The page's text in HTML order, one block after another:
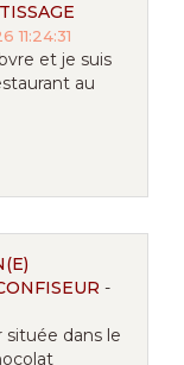
11:24:31
et je suis
au
-
située dans le